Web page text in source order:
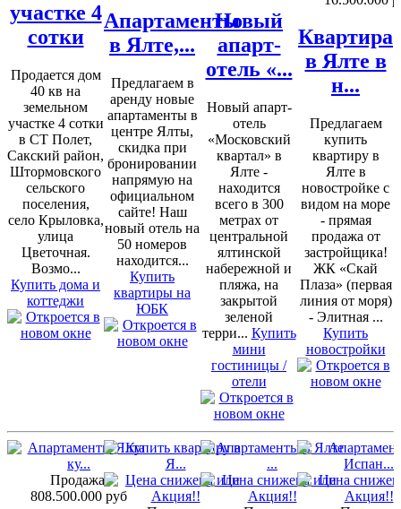
участке 4
сотки
Продается дом
40 кв на
земельном
участке 4 сотки
в СТ Полет,
Сакский район,
Штормовского
сельского
поселения,
село Крыловка,
улица
Цветочная.
Возмо...
Купить дома и
коттеджи
Апартаменты
в Ялте,...
Предлагаем в
аренду новые
апартаменты в
центре Ялты,
скидка при
бронировании
напрямую на
официальном
сайте! Наш
новый отель на
50 номеров
находится...
Купить
квартиры на
ЮБК
Новый
апарт-
отель «...
Новый апарт-
отель
«Московский
квартал» в
Ялте -
находится
всего в 300
метрах от
центральной
ялтинской
набережной и
пляжа, на
закрытой
зеленой
терри... Купить
мини
гостиницы /
отели
Квартира
в Ялте в
н...
Предлагаем
купить
квартиру в
Ялте в
новостройке с
видом на море
- прямая
продажа от
застройщика!
ЖК «Скай
Плаза» (первая
линия от моря)
- Элитная ...
Купить
новостройки
Продажа:
808.500.000 руб